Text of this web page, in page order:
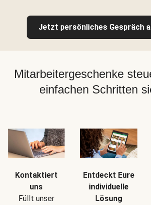
Jetzt persönliches Gespräch
Mitarbeitergeschenke
einfachen Schritten
Kontaktiert
uns
Füllt unser
Entdeckt Eure
individuelle
Lösung